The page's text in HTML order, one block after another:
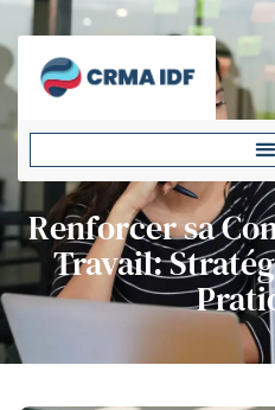
Renforcer sa
Travail: